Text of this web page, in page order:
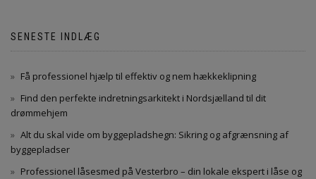
SENESTE INDLÆG
Få professionel hjælp til effektiv og nem hækkeklipning
Find den perfekte indretningsarkitekt i Nordsjælland til dit
drømmehjem
Alt du skal vide om byggepladshegn: Sikring og afgrænsning af
byggepladser
Professionel låsesmed på Vesterbro – din lokale ekspert i låse og